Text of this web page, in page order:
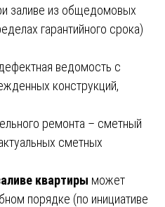
заливе из общедомовых
гарантийного срока)
ведомость с
конструкций,
ремонта – сметный
сметных
квартиры может
порядке (по инициативе